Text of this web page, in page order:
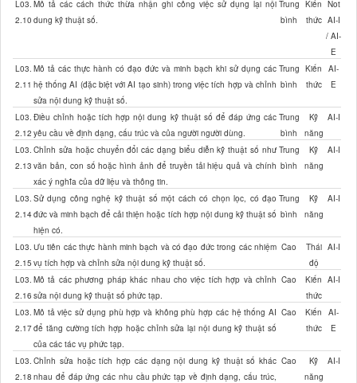
L03.
2.10
Mô tả các cách thức thừa nhận ghi công việc sử dụng lại nội
dung kỹ thuật số.
Trung
bình
Kiến
thức
Not
AI-I
/ AI-
E
L03.
2.11
Mô tả các thực hành có đạo đức và minh bạch khi sử dụng các
hệ thống AI (đặc biệt với AI tạo sinh) trong việc tích hợp và chỉnh
sửa nội dung kỹ thuật số.
Trung
bình
Kiến
thức
AI-
E
L03.
2.12
Điều chỉnh hoặc tích hợp nội dung kỹ thuật số để đáp ứng các
yêu cầu về định dạng, cấu trúc và của người người dùng.
Trung
bình
Kỹ
năng
AI-I
L03.
2.13
Chỉnh sửa hoặc chuyển đổi các dạng biểu diễn kỹ thuật số như
văn bản, con số hoặc hình ảnh để truyền tải hiệu quả và chính
xác ý nghĩa của dữ liệu và thông tin.
Trung
bình
Kỹ
năng
AI-I
L03.
2.14
Sử dụng công nghệ kỹ thuật số một cách có chọn lọc, có đạo
đức và minh bạch để cải thiện hoặc tích hợp nội dung kỹ thuật số
hiện có.
Trung
bình
Kỹ
năng
AI-I
L03.
2.15
Ưu tiên các thực hành minh bạch và có đạo đức trong các nhiệm
vụ tích hợp và chỉnh sửa nội dung kỹ thuật số.
Cao
Thái
độ
AI-I
L03.
2.16
Mô tả các phương pháp khác nhau cho việc tích hợp và chỉnh
sửa nội dung kỹ thuật số phức tạp.
Cao
Kiến
thức
AI-I
L03.
2.17
Mô tả việc sử dụng phù hợp và không phù hợp các hệ thống AI
để tăng cường tích hợp hoặc chỉnh sửa lại nội dung kỹ thuật số
của các tác vụ phức tạp.
Cao
Kiến
thức
AI-
E
L03.
2.18
Chỉnh sửa hoặc tích hợp các dạng nội dung kỹ thuật số khác
nhau để đáp ứng các nhu cầu phức tạp về định dạng, cấu trúc,
Cao
Kỹ
năng
AI-I